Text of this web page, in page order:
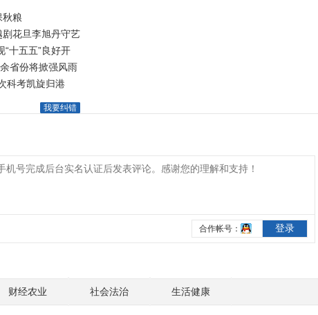
秋粮
花旦李旭丹守艺
“十五五”良好开
省份将掀强风雨
科考凯旋归港
我要纠错
财经农业 社会法治 生活健康